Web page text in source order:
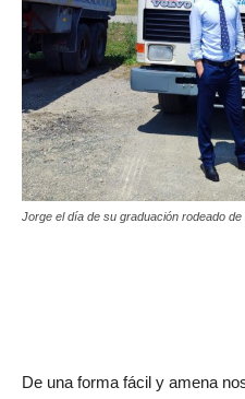
Jorge el día de su graduación rodeado de
De una forma fácil y amena